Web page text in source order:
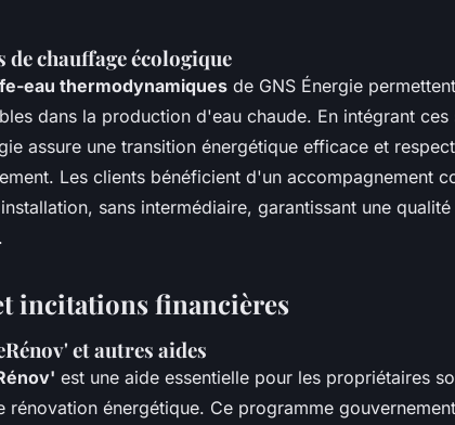
de chauffage écologique
eau thermodynamiques de GNS Énergie
dans la production d'eau chaude. En intégrant
assure une transition énergétique efficace et
Les clients bénéficient d'un accompagnement
sans intermédiaire, garantissant une
incitations financières
et autres aides
est une aide essentielle pour les propriétaires
rénovation énergétique. Ce programme